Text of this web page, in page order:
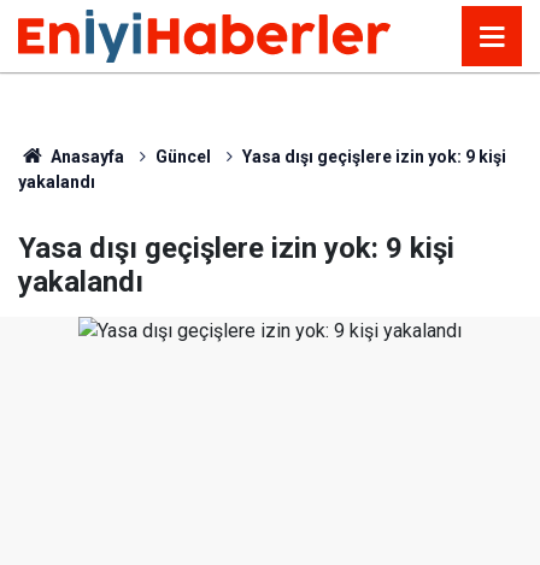
Anasayfa Güncel
Yasa dışı geçişlere izin yok: 9 kişi
yakalandı
Yasa dışı geçişlere izin yok: 9 kişi
yakalandı